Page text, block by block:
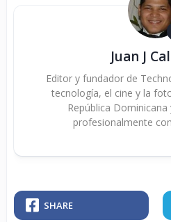
Juan J
Editor y fundador de
tecnología, el cine y la
República
profesionalmente
SHARE